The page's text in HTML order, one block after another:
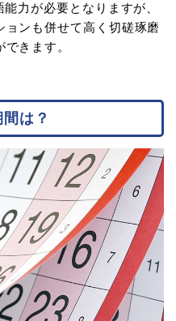
力が必要となりますが、
ンも併せて高く切磋琢磨
きます。
は？